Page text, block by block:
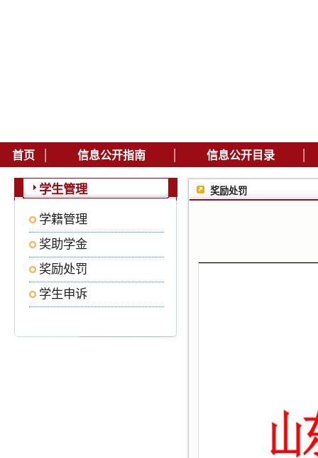
首页 | 信息公开指南 | 信息公开目录 |
学生管理
学籍管理
奖助学金
奖励处罚
学生申诉
奖励处罚